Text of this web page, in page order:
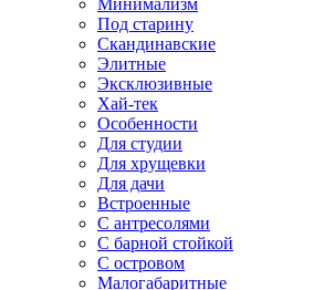
Минимализм
Под старину
Скандинавские
Элитные
Эксклюзивные
Хай-тек
Особенности
Для студии
Для хрущевки
Для дачи
Встроенные
С антресолями
С барной стойкой
С островом
Малогабаритные